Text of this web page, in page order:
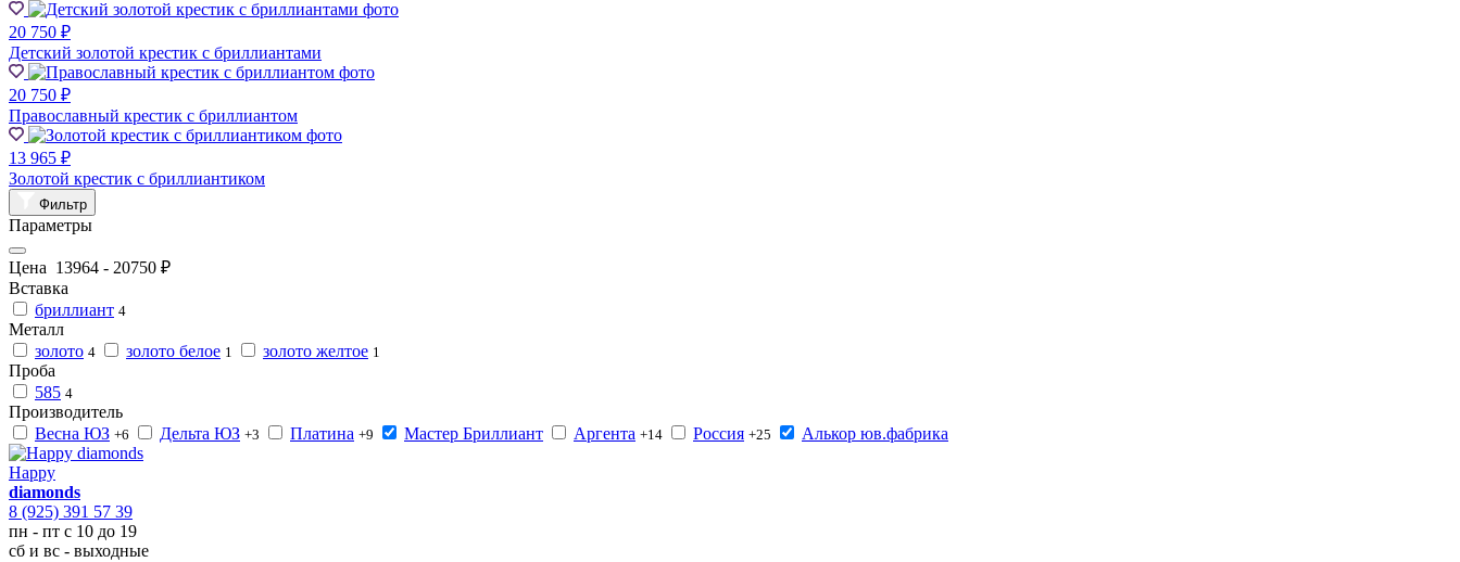
20 750 ₽
Детский золотой крестик с бриллиантами
20 750 ₽
Православный крестик с бриллиантом
13 965 ₽
Золотой крестик с бриллиантиком
Фильтр
Параметры
Цена 13964 - 20750 ₽
Вставка
бриллиант 4
Металл
золото 4 золото белое 1 золото желтое 1
Проба
585 4
Производитель
Весна ЮЗ +6 Дельта ЮЗ +3 Платина +9 Мастер Бриллиант Аргента +14 Россия +25 Алькор юв.фабрика
Happy
diamonds
8 (925) 391 57 39
пн - пт с 10 до 19
сб и вс - выходные